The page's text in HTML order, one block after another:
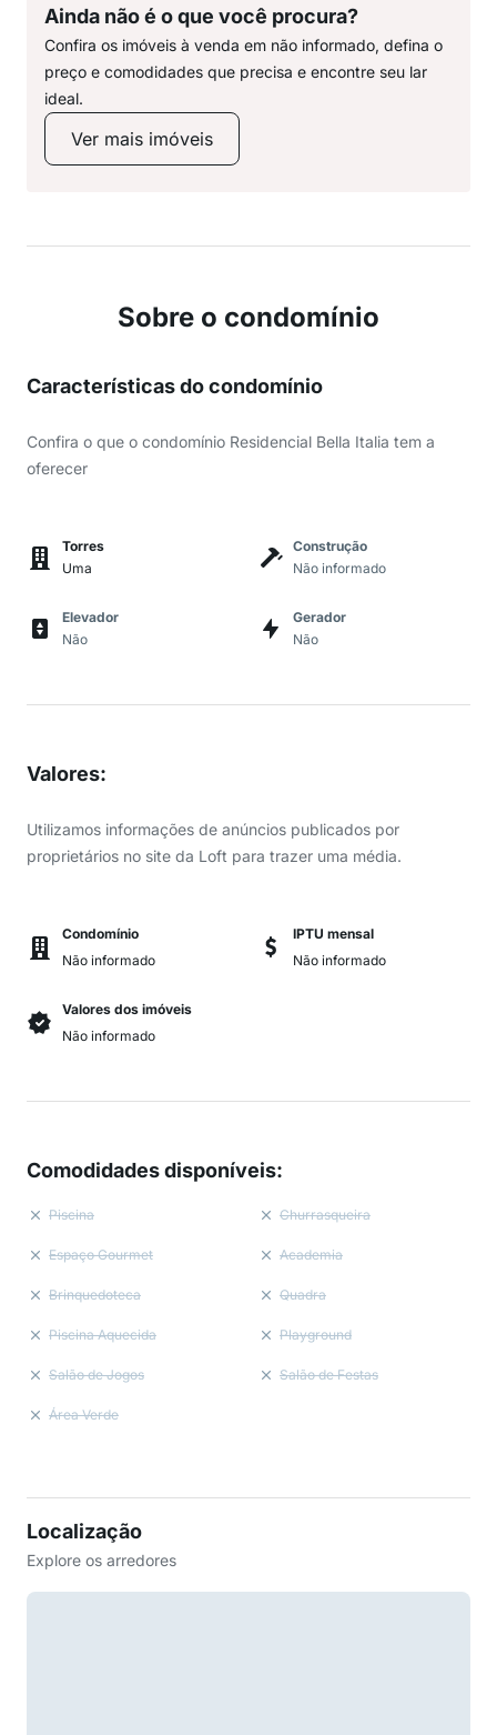
Ainda não é o que você procura?
Confira os imóveis à venda em não informado, defina o
preço e comodidades que precisa e encontre seu lar
ideal.
Ver mais imóveis
Sobre o condomínio
Características do condomínio
Confira o que o condomínio Residencial Bella Italia tem a
oferecer
Torres
Uma
Construção
Não informado
Elevador
Não
Gerador
Não
Valores:
Utilizamos informações de anúncios publicados por
proprietários no site da Loft para trazer uma média.
Condomínio
Não informado
IPTU mensal
Não informado
Valores dos imóveis
Não informado
Comodidades disponíveis:
Piscina Churrasqueira
Espaço Gourmet Academia
Brinquedoteca Quadra
Piscina Aquecida Playground
Salão de Jogos Salão de Festas
Área Verde
Localização
Explore os arredores